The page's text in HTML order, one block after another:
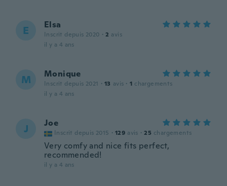
E Elsa
Inscrit depuis 2020 · 2 avis
il y a 4 ans
M Monique
Inscrit depuis 2021 · 13 avis · 1 chargements
il y a 4 ans
J Joe
Inscrit depuis 2015 · 129 avis · 25 chargements
Very comfy and nice fits perfect,
recommended!
il y a 4 ans